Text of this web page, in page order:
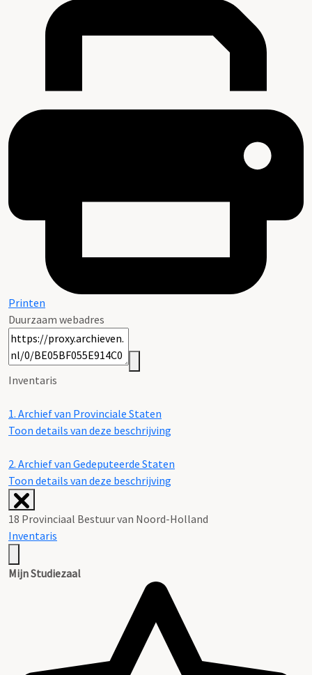
Printen
Duurzaam webadres
Inventaris
1. Archief van Provinciale Staten
Toon details van deze beschrijving
2. Archief van Gedeputeerde Staten
Toon details van deze beschrijving
18 Provinciaal Bestuur van Noord-Holland
Inventaris
Mijn Studiezaal